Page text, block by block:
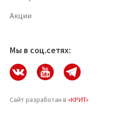
Акции
Мы в соц.сетях:
Сайт разработан в «КРИТ»